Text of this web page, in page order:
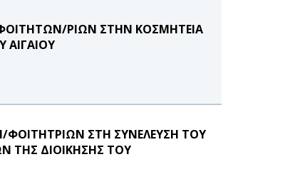
ΡΙΩΝ ΣΤΗΝ ΚΟΣΜΗΤΕΙΑ
ΣΤΗ ΣΥΝΕΛΕΥΣΗ ΤΟΥ
ΤΗΣ ΔΙΟΙΚΗΣΗΣ ΤΟΥ